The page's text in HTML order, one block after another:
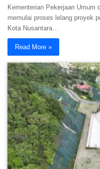
Kementerian Pekerjaan Umum
memulai proses lelang proyek
Kota Nusantara…
Read More »